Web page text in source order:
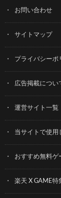
お問い合わせ
サイトマップ
プライバシーポ
広告掲載につい
運営サイト一覧
当サイトで使用
おすすめ無料ゲ
楽天 X GAME特